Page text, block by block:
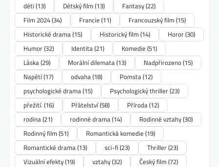
děti (13) Dětský film (13) Fantasy(22)
Film 2024(34) Francie (11) Francouzský film (15)
Historické drama(15) Historický film (14) Horor(30)
Humor(32) Identita(21) Komedie (51)
Láska(29) Morální dilemata(13) Nadpřirozeno(15)
Napětí(17) odvaha(18) Pomsta(12)
psychologické drama(15) Psychologický thriller(23)
přežití. (16) Přátelství(58) Příroda(12)
rodina(21) rodinné drama(14) Rodinné vztahy(30)
Rodinný film (51) Romantická komedie (19)
Romantické drama(13) sci-fi (23) Thriller(23)
Vizuální efekty(19) vztahy(32) Český film (72)